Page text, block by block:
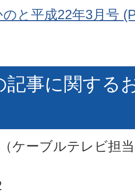
のと平成22年3月号
記事に関する
ケーブルテレビ担